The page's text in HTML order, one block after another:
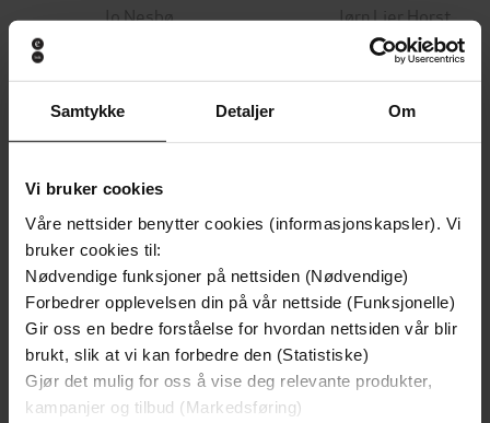
Samtykke Detaljer Om
Vi bruker cookies
Våre nettsider benytter cookies (informasjonskapsler). Vi
bruker cookies til:
Nødvendige funksjoner på nettsiden (Nødvendige)
Forbedrer opplevelsen din på vår nettside (Funksjonelle)
Gir oss en bedre forståelse for hvordan nettsiden vår blir
brukt, slik at vi kan forbedre den (Statistiske)
Gjør det mulig for oss å vise deg relevante produkter,
kampanjer og tilbud (Markedsføring)
Jo Nesbø
Jørn Lier Horst
EBOK
of Self-Care
Forfattere Rina Raphael(forfatter),Rina Raphael
(innleser)
Forlag Souvenir Audio
Utgitt 22.09.2022
Lengde 11:18